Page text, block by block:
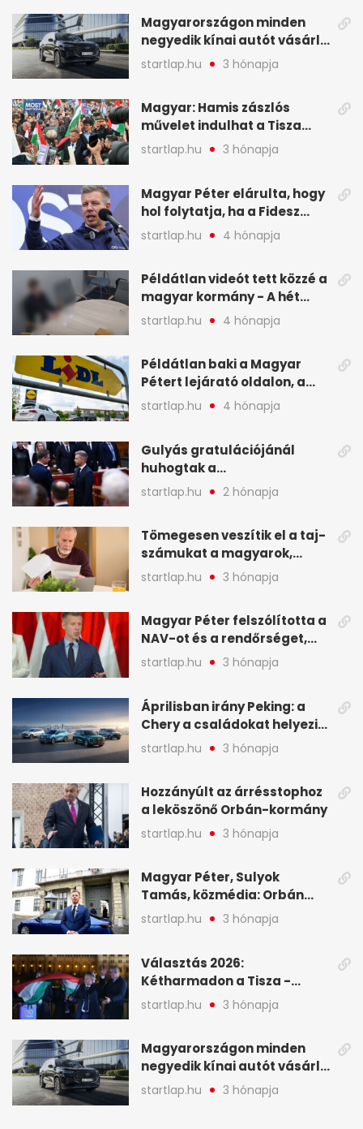
Magyarországon minden
negyedik kínai autót vásárló
a Chery mellett döntött (X)
startlap.hu 3 hónapja
Magyar: Hamis zászlós
művelet indulhat a Tisza
ellen a választás napján - A
hét legfontosabb eseményei
startlap.hu 3 hónapja
Magyar Péter elárulta, hogy
hol folytatja, ha a Fidesz
nyeri a választást - A hét
legfontosabb hírei
startlap.hu 4 hónapja
Példátlan videót tett közzé a
magyar kormány - A hét
legfontosabb hírei
képekben
startlap.hu 4 hónapja
Példátlan baki a Magyar
Pétert lejárató oldalon, a
Lidlnek azonnal lépnie
kellett - A hét legfontosabb
startlap.hu 4 hónapja
Gulyás gratulációjánál
huhogtak a
leghangosabban, miután
Magyart miniszterelnökké
legfontosabb hírei
képekben
startlap.hu 2 hónapja
Tömegesen veszítik el a taj-
számukat a magyarok,
sokak ellen eljárást indít a
NAV - A hét hírei képekben
startlap.hu 3 hónapja
Magyar Péter felszólította a
NAV-ot és a rendőrséget,
tartóztassák le a NER-es
oligarchákat - A hét
startlap.hu 3 hónapja
Áprilisban irány Peking: a
Chery a családokat helyezi
globális mobilitási
programja középpontjába
startlap.hu 3 hónapja
Hozzányúlt az árrésstophoz
a leköszönő Orbán-kormány
startlap.hu 3 hónapja
Magyar Péter, Sulyok
Tamás, közmédia: Orbán
Viktor április 13. óta hallgat,
közben pörögnek az
startlap.hu 3 hónapja
Választás 2026:
Kétharmadon a Tisza -
mutatjuk, hogyan alakulnak
a mandátumok
startlap.hu 3 hónapja
Magyarországon minden
negyedik kínai autót vásárló
a Chery mellett döntött (X)
startlap.hu 3 hónapja